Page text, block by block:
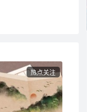
热点关注